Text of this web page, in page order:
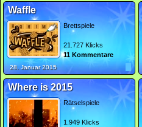
Waffle
Brettspiele
21.727 Klicks
11 Kommentare
28. Januar 2015
Where is 2015
Rätselspiele
1.949 Klicks